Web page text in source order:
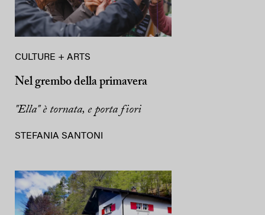
CULTURE + ARTS
Nel grembo della primavera
"Ella" è tornata, e porta fiori
STEFANIA SANTONI